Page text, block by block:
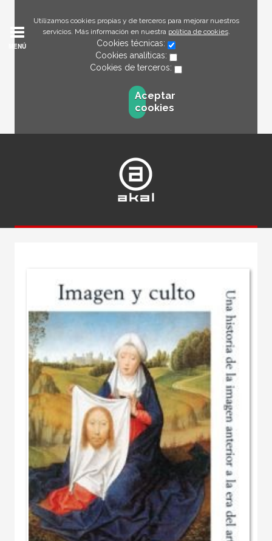
Utilizamos cookies propias y de terceros para mejorar nuestros
servicios. Más información en nuestra política de cookies.
Cookies técnicas:
Cookies analíticas:
Cookies de terceros:
Aceptar
cookies
MENÚ